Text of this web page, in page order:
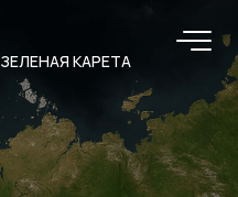
ЗЕЛЕНАЯ КАРЕТА